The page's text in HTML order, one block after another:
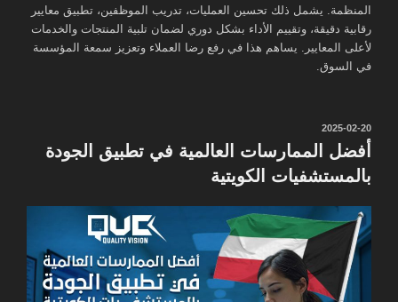
المنظمة. يشمل ذلك تحسين العمليات، تدريب الموظفين، تطبيق معايير
رقابية دقيقة، وتقييم الأداء بشكل دوري لضمان تلبية المنتجات والخدمات
لأعلى المعايير. يساهم هذا في رفع رضا العملاء وتعزيز سمعة المؤسسة
في السوق.
نُشر
في
2025-02-20
أفضل الممارسات العالمية في تطبيق الجودة
بالمستشفيات الكويتية